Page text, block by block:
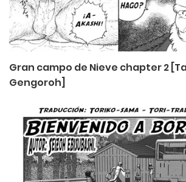
Gran campo de Nieve chapter 2
Gengoroh]